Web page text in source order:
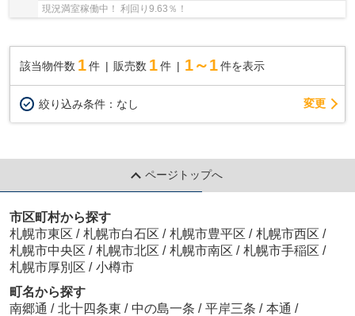
現況満室稼働中！ 利回り9.63％！
該当物件数 1件 販売数 1 件 1～1 件を表示
絞り込み条件： なし 変更
ページトップへ
市区町村から探す
札幌市東区 / 札幌市白石区 / 札幌市豊平区 / 札幌市西区 /
札幌市中央区 / 札幌市北区 / 札幌市南区 / 札幌市手稲区 /
札幌市厚別区 / 小樽市
町名から探す
南郷通 / 北十四条東 / 中の島一条 / 平岸三条 / 本通 /